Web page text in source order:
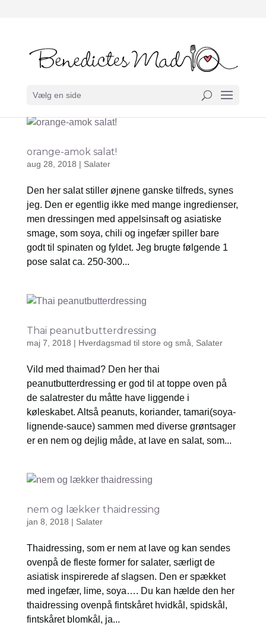
Vælg en side
orange-amok salat!
aug 28, 2018 | Salater
Den her salat stiller øjnene ganske tilfreds, synes
jeg. Den er egentlig ikke med mange ingredienser,
men dressingen med appelsinsaft og asiatiske
smage, som soya, chili og ingefær spiller bare
godt til spinaten og fyldet. Jeg brugte følgende 1
pose salat ca. 250-300...
Thai peanutbutterdressing
maj 7, 2018 | Hverdagsmad til store og små Salater
Vild med thaimad? Den her thai
peanutbutterdressing er god til at toppe oven på
de salatrester du måtte have liggende i
køleskabet. Altså peanuts, koriander, tamari(soya-
lignende-sauce) sammen med diverse grøntsager
er en nem og dejlig måde, at lave en salat, som...
nem og lækker thaidressing
jan 8, 2018 | Salater
Thaidressing, som er nem at lave og kan sendes
ovenpå de fleste former for salater, særligt de
asiatisk inspirerede af slagsen. Den er spækket
med ingefær, lime, soya…. Du kan hælde den her
thaidressing ovenpå fintskåret hvidkål, spidskål,
fintskåret blomkål, ja...